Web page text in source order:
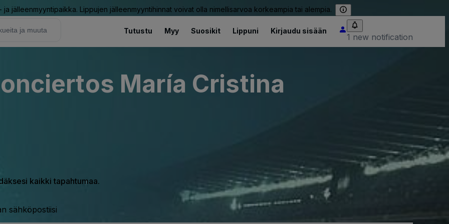
ja jälleenmyyntipaikka. Lippujen jälleenmyyntihinnat voivat olla nimellisarvoa korkeampia tai alempia.
Tutustu Myy Suosikit Lippuni Kirjaudu sisään
1 new notification
María Cristina
kaikki tapahtumaa.
sähköpostiisi